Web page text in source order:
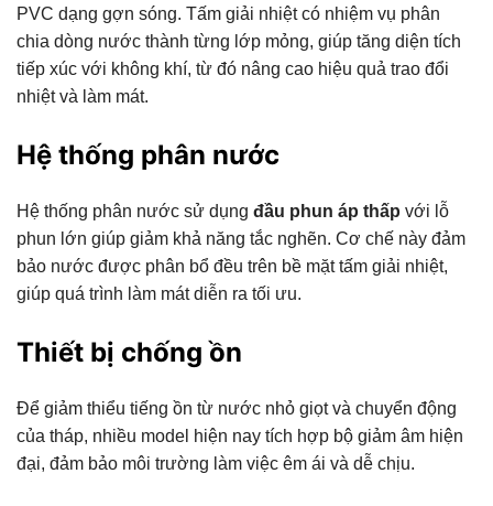
PVC dạng gợn sóng. Tấm giải nhiệt có nhiệm vụ phân
chia dòng nước thành từng lớp mỏng, giúp tăng diện tích
tiếp xúc với không khí, từ đó nâng cao hiệu quả trao đổi
nhiệt và làm mát.
Hệ thống phân nước
Hệ thống phân nước sử dụng đầu phun áp thấp với lỗ
phun lớn giúp giảm khả năng tắc nghẽn. Cơ chế này đảm
bảo nước được phân bổ đều trên bề mặt tấm giải nhiệt,
giúp quá trình làm mát diễn ra tối ưu.
Thiết bị chống ồn
Để giảm thiểu tiếng ồn từ nước nhỏ giọt và chuyển động
của tháp, nhiều model hiện nay tích hợp bộ giảm âm hiện
đại, đảm bảo môi trường làm việc êm ái và dễ chịu.